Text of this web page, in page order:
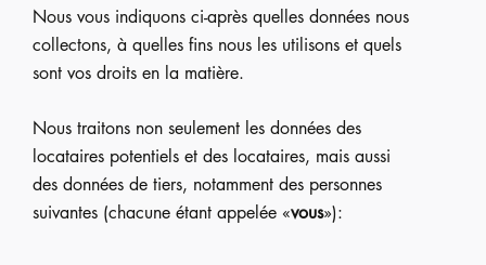
Nous vous indiquons ci-après quelles données nous
collectons, à quelles fins nous les utilisons et quels
sont vos droits en la matière.
Nous traitons non seulement les données des
locataires potentiels et des locataires, mais aussi
des données de tiers, notamment des personnes
suivantes (chacune étant appelée «vous»):